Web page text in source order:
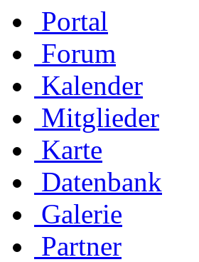
Portal
Forum
Kalender
Mitglieder
Karte
Datenbank
Galerie
Partner